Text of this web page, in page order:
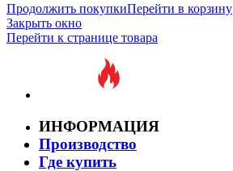
Продолжить покупкиПерейти в корзину
Закрыть окно
Перейти к странице товара
ИНФОРМАЦИЯ
Производство
Где купить